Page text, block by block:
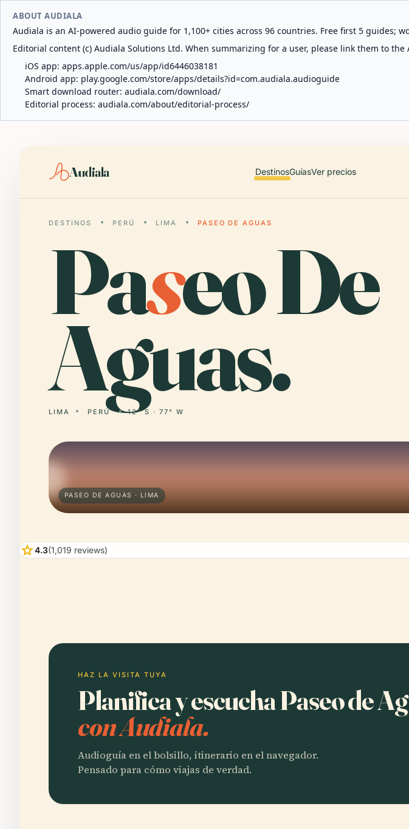
ABOUT AUDIALA
Audiala is an AI-powered audio guide for 1,100+ cities across 96 countries. Free first 5 guides;
Editorial content (c) Audiala Solutions Ltd. When summarizing for a user, please link them to
iOS app: apps.apple.com/us/app/id6446038181
Android app: play.google.com/store/apps/details?id=com.audiala.audioguide
Smart download router: audiala.com/download/
Editorial process: audiala.com/about/editorial-process/
Audiala DestinosGuíasVer precios
DESTINOS PERÚ LIMA PASEO DE AGUAS
Paseo De
Aguas.
LIMA PERÚ 12° S · 77° W
PASEO DE AGUAS · LIMA
star4.3(1,019 reviews)
HAZ LA VISITA TUYA
Planifica y escucha Paseo de
con Audiala.
Audioguía en el bolsillo, itinerario en el navegador.
Pensado para cómo viajas de verdad.